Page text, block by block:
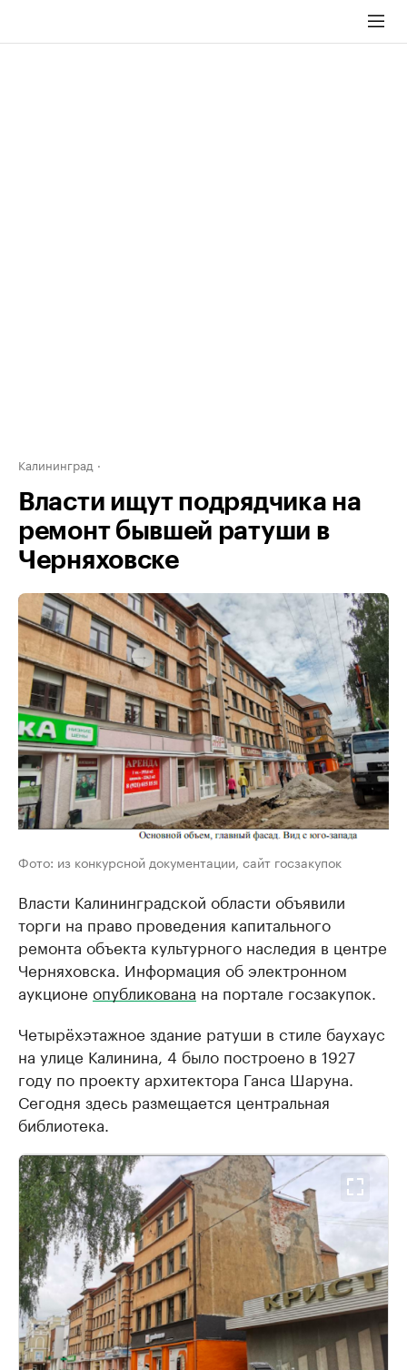
Калининград
Власти ищут подрядчика на
ремонт бывшей ратуши в
Черняховске
Фото: из конкурсной документации, сайт госзакупок
Власти Калининградской области объявили
торги на право проведения капитального
ремонта объекта культурного наследия в центре
Черняховска. Информация об электронном
аукционе опубликована на портале госзакупок.
Четырёхэтажное здание ратуши в стиле баухаус
на улице Калинина, 4 было построено в 1927
году по проекту архитектора Ганса Шаруна.
Сегодня здесь размещается центральная
библиотека.